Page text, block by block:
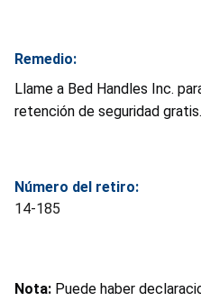
Remedio:
Llame a Bed Handles Inc.
retención de seguridad gratis.
Número del retiro:
14-185
Nota: Puede haber